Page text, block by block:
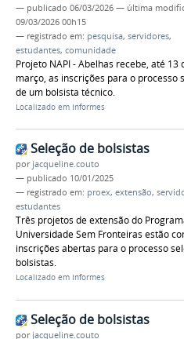
— publicado 06/03/2026 — última
09/03/2026 00h15
— registrado em: pesquisa, servidores,
estudantes, comunidade
Projeto NAPI - Abelhas recebe, até 13
março, as inscrições para o processo
de um bolsista técnico.
Localizado em Informes
Seleção de bolsistas
por jacqueline.couto
— publicado 10/01/2025
— registrado em: proex, extensão,
estudantes
Três projetos de extensão do
Universidade Sem Fronteiras estão
inscrições abertas para o processo
bolsistas.
Localizado em Informes
Seleção de bolsistas
por jacqueline.couto